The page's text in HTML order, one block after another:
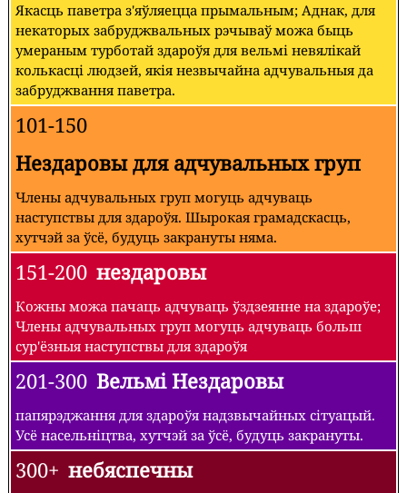
Якасць паветра з'яўляецца прымальным; Аднак, для
некаторых забруджвальных рэчываў можа быць
умераным турботай здароўя для вельмі невялікай
колькасці людзей, якія незвычайна адчувальныя да
забруджвання паветра.
101-150
Нездаровы для адчувальных груп
Члены адчувальных груп могуць адчуваць
наступствы для здароўя. Шырокая грамадскасць,
хутчэй за ўсё, будуць закрануты няма.
151-200 нездаровы
Кожны можа пачаць адчуваць ўздзеянне на здароўе;
Члены адчувальных груп могуць адчуваць больш
сур'ёзныя наступствы для здароўя
201-300 Вельмі Нездаровы
папярэджання для здароўя надзвычайных сітуацый.
Усё насельніцтва, хутчэй за ўсё, будуць закрануты.
300+ небяспечны